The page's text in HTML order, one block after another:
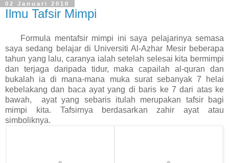
02 Januari 2010
Ilmu Tafsir Mimpi
Formula mentafsir mimpi ini saya pelajarinya semasa
saya sedang belajar di Universiti Al-Azhar Mesir beberapa
tahun yang lalu, caranya ialah setelah selesai kita bermimpi
dan terjaga daripada tidur, maka capailah al-quran dan
bukalah ia di mana-mana muka surat sebanyak 7 helai
kebelakang dan baca ayat yang di baris ke 7 dari atas ke
bawah, ayat yang sebaris itulah merupakan tafsir bagi
mimpi kita. Tafsirnya berdasarkan zahir ayat atau
simboliknya.